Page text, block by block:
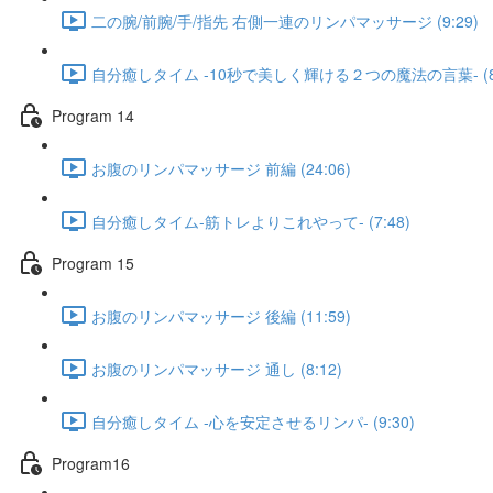
二の腕/前腕/手/指先 右側一連のリンパマッサージ (9:29)
自分癒しタイム -10秒で美しく輝ける２つの魔法の言葉-
Program 14
お腹のリンパマッサージ 前編 (24:06)
自分癒しタイム-筋トレよりこれやって- (7:48)
Program 15
お腹のリンパマッサージ 後編 (11:59)
お腹のリンパマッサージ 通し (8:12)
自分癒しタイム -心を安定させるリンパ- (9:30)
Program16